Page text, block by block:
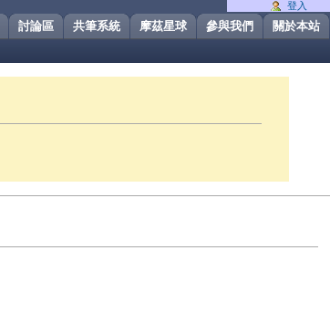
關於本站
參與我們
摩茲星球
共筆系統
討論區
登入